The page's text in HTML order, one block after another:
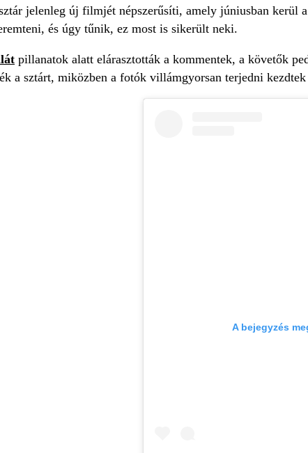
jelenleg új filmjét népszerűsíti, amely júniusban kerül
és úgy tűnik, ez most is sikerült neki.
pillanatok alatt elárasztották a kommentek, a követők
a sztárt, miközben a fotók villámgyorsan terjedni
A bejegyzés